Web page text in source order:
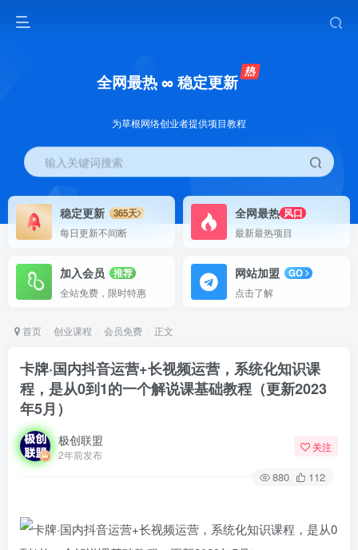
全网最热 ∞ 稳定更新
为草根网络创业者提供项目教程
输入关键词搜索
稳定更新
365天
每日更新不间断
全网最热 风口
最新最热项目
加入会员
推荐
全站免费，限时特惠
网站加盟
GO
点击了解
首页 创业课程 会员免费 正文
卡牌·国内抖音运营+长视频运营，系统化知识课
程，是从0到1的一个解说课基础教程（更新2023
年5月）
极创联盟
2年前发布
关注
880 112